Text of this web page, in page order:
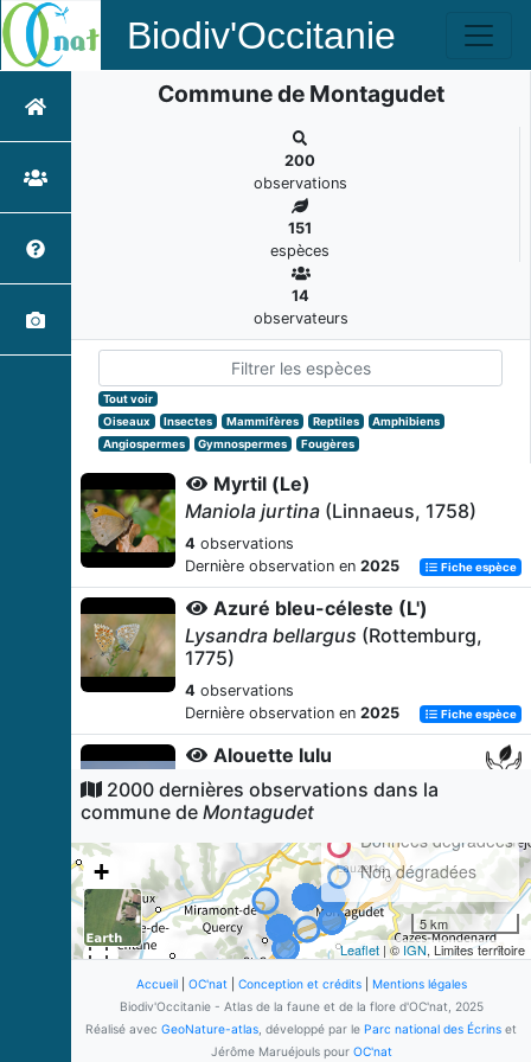
Biodiv'Occitanie
Commune de Montagudet
200
observations
151
espèces
14
observateurs
Tout voir
Oiseaux
Insectes Mammifères Reptiles
Amphibiens
Angiospermes
Gymnospermes Fougères
Myrtil (Le)
Maniola jurtina (Linnaeus, 1758)
4 observations
Dernière observation en 2025 Fiche espèce
Azuré bleu-céleste (L')
Lysandra bellargus (Rottemburg,
1775)
4 observations
Dernière observation en 2025 Fiche espèce
Alouette lulu
Lullula arborea(Linnaeus, 1758)
3observations
Bergeronnette grise
Motacilla albaLinnaeus, 1758
3observations
Dernière observation en2026 Fiche espèce
Mégère (La)
Lasiommata megera(Linnaeus,
1767)
2000 dernières observations dans la
commune de Montagudet
+
Données dégradées
Non dégradées
5 km
Leaflet | © IGN, Limites territoire
Accueil| OC'nat| Conception et crédits| Mentions légales
Biodiv'Occitanie - Atlas de la faune et de la flore d'OC'nat, 2025
Réalisé avec GeoNature-atlas , développé par le Parc national des Écrins et
Jérôme Maruéjouls pour OC'nat